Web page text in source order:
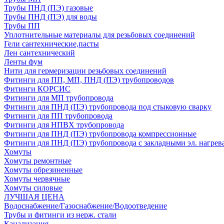
Трубы ПНД (ПЭ) газовые
Трубы ПНД (ПЭ) для воды
Трубы ПП
Уплотнительные материалы для резьбовых соединений
Гели сантехнические,пасты
Лен сантехнический
Ленты фум
Нити для гермеризации резьбовых соединений
Фитинги для ПП, МП, ПНД (ПЭ) трубопроводов
Фитинги КОРСИС
Фитинги для МП трубопровода
Фитинги для ПНД (ПЭ) трубопровода под стыковую сварку
Фитинги для ПП трубопровода
Фитинги для НПВХ трубопровода
Фитинги для ПНД (ПЭ) трубопровода компрессионные
Фитинги для ПНД (ПЭ) трубопровода с закладными эл.
Хомуты
Хомуты ремонтные
Хомуты обрезиненные
Хомуты червячные
Хомуты силовые
ЛУЧШАЯ ЦЕНА
Водоснабжение/Газоснабжение/Водоотведение
Трубы и фитинги из нерж. стали